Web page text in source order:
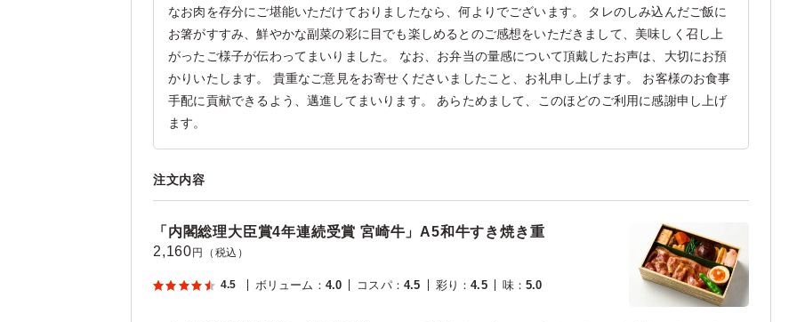
なお肉を存分にご堪能いただけておりましたなら、何よりでございます。 タレのしみ込んだご飯に
お箸がすすみ、鮮やかな副菜の彩に目でも楽しめるとのご感想をいただきまして、美味しく召し上
がったご様子が伝わってまいりました。 なお、お弁当の量感について頂戴したお声は、大切にお預
かりいたします。 貴重なご意見をお寄せくださいましたこと、お礼申し上げます。 お客様のお食事
手配に貢献できるよう、邁進してまいります。 あらためまして、このほどのご利用に感謝申し上げ
ます。
注文内容
「内閣総理大臣賞4年連続受賞 宮崎牛」A5和牛すき焼き重
2,160 円（税込）
4.5 ボリューム ： 4.0 コスパ： 4.5 彩り ：4.5 味：5.0